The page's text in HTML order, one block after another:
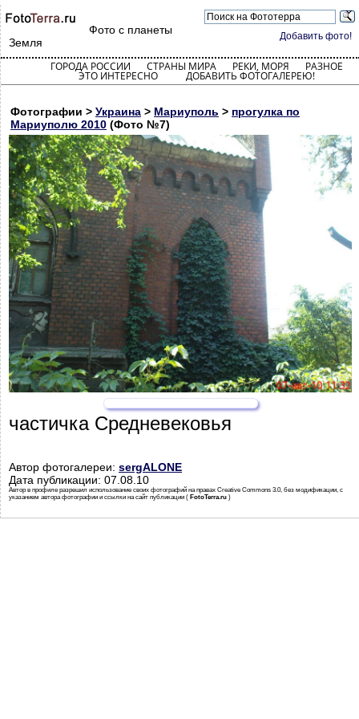
Добавить фото!
Фото с планеты
Земля
ГОРОДА РОССИИ СТРАНЫ МИРА РЕКИ, МОРЯ РАЗНОЕ
ЭТО ИНТЕРЕСНО ДОБАВИТЬ ФОТОГАЛЕРЕЮ!
Фотографии > Украина > Мариуполь > прогулка по
Мариуполю 2010 (Фото №7)
частичка Средневековья
Автор фотогалереи: sergALONE
Дата публикации: 07.08.10
Автор в профиле разрешил использование своих фотографий на правах Creative Commons 3.0, без модификации, с
указанием автора фотографии и ссылки на сайт публикации ( FotoTerra.ru )